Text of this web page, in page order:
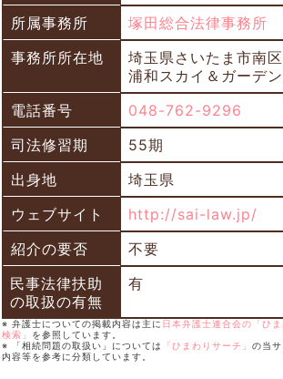
所属事務所
塚田総合法律事務所
事務所所在地
埼玉県さいたま市南
浦和スカイ＆ガーデ
電話番号
048-762-9296
司法修習期
55期
出身地
埼玉県
ウェブサイト
http://sai-law.jp/
紹介の要否
不要
民事法律扶助
の取扱の有無
有
※ 弁護士についての掲載内容は主に 日本弁護士連合会の「ひ
検索」 を参照しています。
※ 「相続問題の取扱い」については
「ひまわりサーチ」 の当
内容等を参考に分類しています。